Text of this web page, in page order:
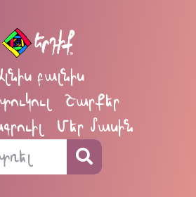
բալնիս
Շարքեր
Մեր մասին